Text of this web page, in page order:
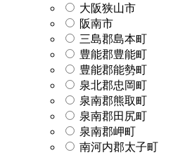
大阪狭山市
阪南市
三島郡島本町
豊能郡豊能町
豊能郡能勢町
泉北郡忠岡町
泉南郡熊取町
泉南郡田尻町
泉南郡岬町
南河内郡太子町